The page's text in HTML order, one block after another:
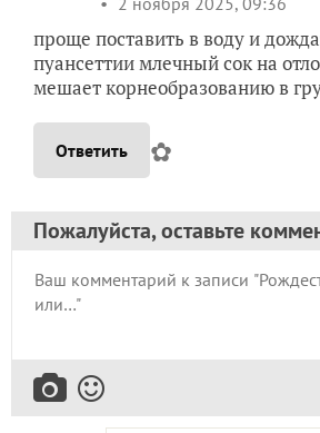
проще поставить в воду и
пуансеттии млечный сок на
мешает корнеобразованию в
Ответить ✿
Пожалуйста, оставьте